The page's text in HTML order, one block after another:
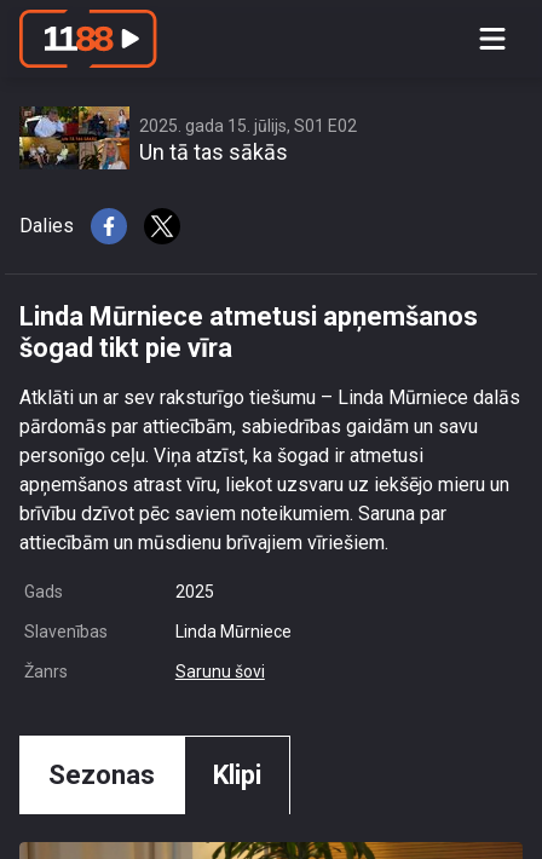
Linda Mūrniece atmetusi apņemšanos
2025. gada 15. jūlijs, S01 E02
Un tā tas sākās
Dalies
Linda Mūrniece atmetusi apņemšanos
šogad tikt pie vīra
Atklāti un ar sev raksturīgo tiešumu – Linda Mūrniece dalās
pārdomās par attiecībām, sabiedrības gaidām un savu
personīgo ceļu. Viņa atzīst, ka šogad ir atmetusi
apņemšanos atrast vīru, liekot uzsvaru uz iekšējo mieru un
brīvību dzīvot pēc saviem noteikumiem. Saruna par
attiecībām un mūsdienu brīvajiem vīriešiem.
Gads 2025
Slavenības Linda Mūrniece
Žanrs Sarunu šovi
Sezonas Klipi